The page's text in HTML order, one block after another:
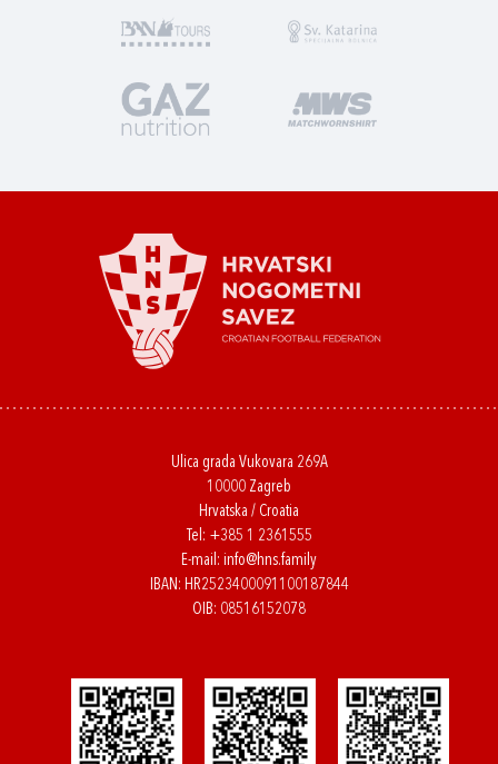
Ulica grada Vukovara 269A
10000 Zagreb
Hrvatska / Croatia
Tel: +385 1 2361555
E-mail: info@hns.family
IBAN: HR2523400091100187844
OIB: 08516152078